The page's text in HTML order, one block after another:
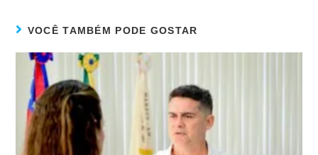
VOCÊ TAMBÉM PODE GOSTAR